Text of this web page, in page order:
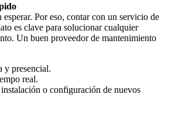
Por eso, contar con un servicio de
es clave para solucionar cualquier
Un buen proveedor de mantenimiento
y presencial.
real.
o configuración de nuevos